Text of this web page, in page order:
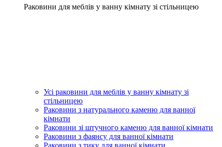
Раковини для меблів у ванну кімнату зі стільницею
Усі раковини для меблів у ванну кімнату зі
стільницею
Раковини з натурального каменю для ванної
кімнати
Раковини зі штучного каменю для ванної кімнати
Раковини з фаянсу для ванної кімнати
Раковини з тику для ванної кімнати